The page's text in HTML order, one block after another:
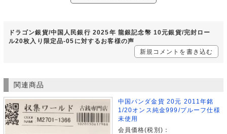
ドラゴン銀貨/中国人民銀行 2025年 龍銀記念幣 10元銀貨/完封ロー
ル20枚入り限定品-05に対するお客様の声
新規コメントを書き込む
関連商品
中国パンダ金貨 20元 2011年銘
1/20オンス純金999/プルーフ仕様
未使用
会員価格(税別)：